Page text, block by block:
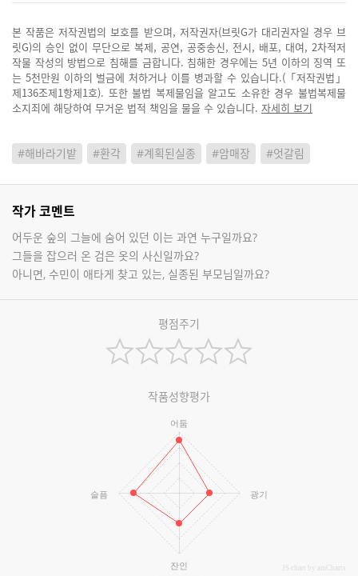
본 작품은 저작권법의 보호를 받으며, 저작권자(브릿G가 대리권자일 경우 브
릿G)의 승인 없이 무단으로 복제, 공연, 공중송신, 전시, 배포, 대여, 2차적저
작물 작성의 방법으로 침해를 금합니다. 침해한 경우에는 5년 이하의 징역 또
는 5천만원 이하의 벌금에 처하거나 이를 병과할 수 있습니다.(「저작권법」
제136조제1항제1호). 또한 불법 복제물임을 알고도 소유한 경우 불법복제물
소지죄에 해당하여 무거운 법적 책임을 물을 수 있습니다. 자세히 보기
#해바라기밭 #환각 #계획된실종 #암매장 #엇갈림
작가 코멘트
어두운 숲의 그늘에 숨어 있던 이는 과연 누구일까요?
그들을 잡으러 온 검은 옷의 사신일까요?
아니면, 수민이 애타게 찾고 있는, 실종된 부모님일까요?
평점주기
작품성향평가
어둠
광기
잔인
슬픔
JS chart by amCharts